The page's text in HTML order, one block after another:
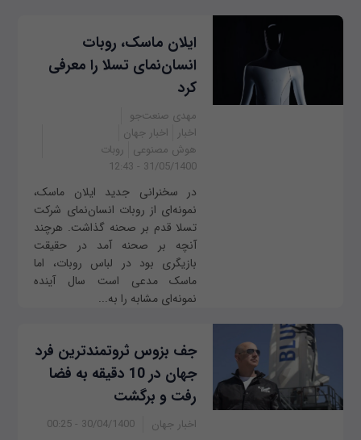
ایلان ماسک، روبات
انسان‌نمای تسلا را معرفی
کرد
مهدی صنعت‌جو
اخبار
اخبار جهان
هوش مصنوعی
روبات
31/05/1400 - 12:43
در سخنرانی جدید ایلان ماسک،
نمونه‌ای از روبات انسان‌نمای شرکت
تسلا قدم بر صحنه گذاشت. هرچند
آنچه بر صحنه آمد در حقیقت
بازیگری بود در لباس روبات، اما
ماسک مدعی است سال آینده
نمونه‌ای مشابه را به...
جف بزوس ثروتمندترین فرد
جهان در 10 دقیقه به فضا
رفت و برگشت
اخبار جهان 30/04/1400 - 00:25